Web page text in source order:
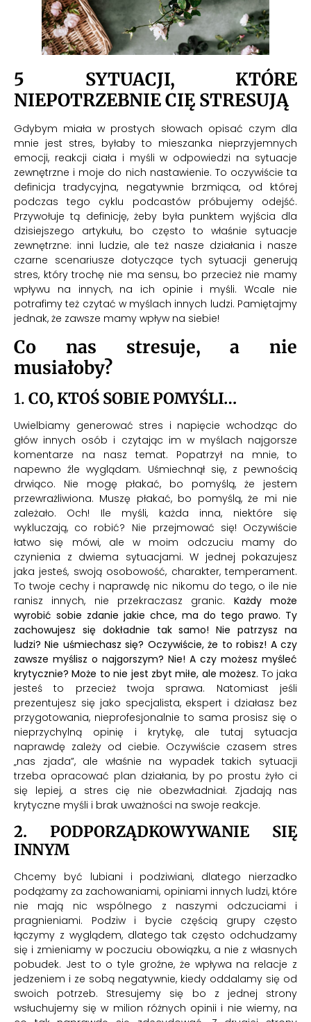
5 SYTUACJI, KTÓRE
NIEPOTRZEBNIE CIĘ STRESUJĄ
Gdybym miała w prostych słowach opisać czym dla
mnie jest stres, byłaby to mieszanka nieprzyjemnych
emocji, reakcji ciała i myśli w odpowiedzi na sytuacje
zewnętrzne i moje do nich nastawienie. To oczywiście ta
definicja tradycyjna, negatywnie brzmiąca, od której
podczas tego cyklu podcastów próbujemy odejść.
Przywołuje tą definicję, żeby była punktem wyjścia dla
dzisiejszego artykułu, bo często to właśnie sytuacje
zewnętrzne: inni ludzie, ale też nasze działania i nasze
czarne scenariusze dotyczące tych sytuacji generują
stres, który trochę nie ma sensu, bo przecież nie mamy
wpływu na innych, na ich opinie i myśli. Wcale nie
potrafimy też czytać w myślach innych ludzi. Pamiętajmy
jednak, że zawsze mamy wpływ na siebie!
Co nas stresuje, a nie
musiałoby?
1. CO, KTOŚ SOBIE POMYŚLI…
Uwielbiamy generować stres i napięcie wchodząc do
głów innych osób i czytając im w myślach najgorsze
komentarze na nasz temat. Popatrzył na mnie, to
napewno źle wyglądam. Uśmiechnął się, z pewnością
drwiąco. Nie mogę płakać, bo pomyślą, że jestem
przewrażliwiona. Muszę płakać, bo pomyślą, że mi nie
zależało. Och! Ile myśli, każda inna, niektóre się
wykluczają, co robić? Nie przejmować się! Oczywiście
łatwo się mówi, ale w moim odczuciu mamy do
czynienia z dwiema sytuacjami. W jednej pokazujesz
jaka jesteś, swoją osobowość, charakter, temperament.
To twoje cechy i naprawdę nic nikomu do tego, o ile nie
ranisz innych, nie przekraczasz granic. Każdy może
wyrobić sobie zdanie jakie chce, ma do tego prawo. Ty
zachowujesz się dokładnie tak samo! Nie patrzysz na
ludzi? Nie uśmiechasz się? Oczywiście, że to robisz! A czy
zawsze myślisz o najgorszym? Nie! A czy możesz myśleć
krytycznie? Może to nie jest zbyt miłe, ale możesz. To jaka
jesteś to przecież twoja sprawa. Natomiast jeśli
prezentujesz się jako specjalista, ekspert i działasz bez
przygotowania, nieprofesjonalnie to sama prosisz się o
nieprzychylną opinię i krytykę, ale tutaj sytuacja
naprawdę zależy od ciebie. Oczywiście czasem stres
„nas zjada”, ale właśnie na wypadek takich sytuacji
trzeba opracować plan działania, by po prostu żyło ci
się lepiej, a stres cię nie obezwładniał. Zjadają nas
krytyczne myśli i brak uważności na swoje reakcje.
2. PODPORZĄDKOWYWANIE SIĘ
INNYM
Chcemy być lubiani i podziwiani, dlatego nierzadko
podążamy za zachowaniami, opiniami innych ludzi, które
nie mają nic wspólnego z naszymi odczuciami i
pragnieniami. Podziw i bycie częścią grupy często
łączymy z wyglądem, dlatego tak często odchudzamy
się i zmieniamy w poczuciu obowiązku, a nie z własnych
pobudek. Jest to o tyle groźne, że wpływa na relacje z
jedzeniem i ze sobą negatywnie, kiedy oddalamy się od
swoich potrzeb. Stresujemy się bo z jednej strony
wsłuchujemy się w milion różnych opinii i nie wiemy, na